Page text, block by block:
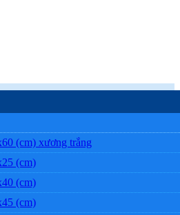
(cm) xương trắng
(cm)
(cm)
(cm)